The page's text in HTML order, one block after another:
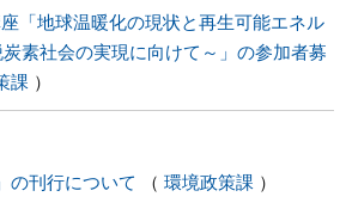
「地球温暖化の現状と再生可能エネル
素社会の実現に向けて～」の参加者募
課
の刊行について 環境政策課